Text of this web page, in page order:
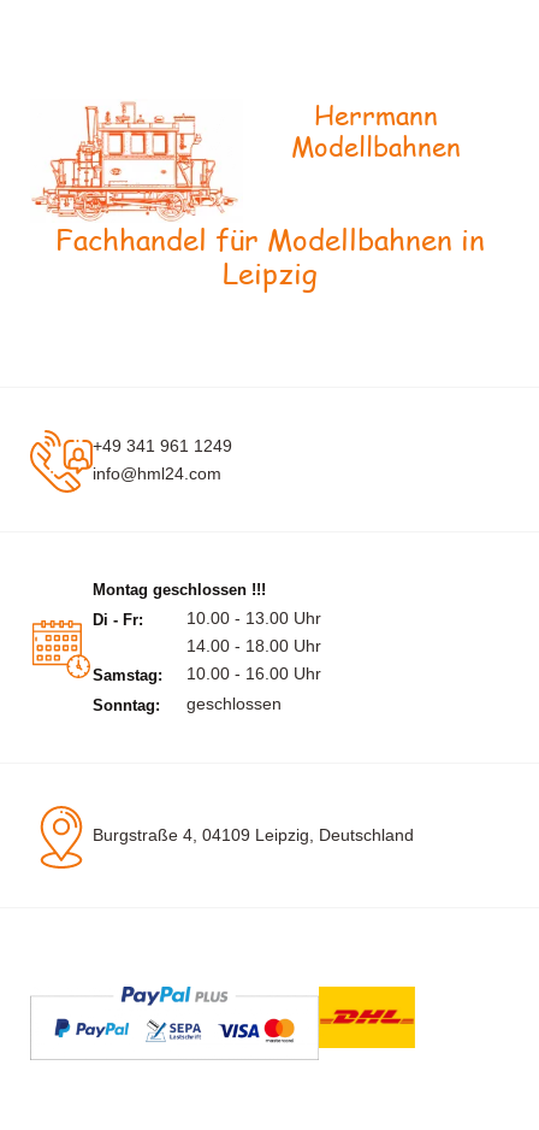
Herrmann
Modellbahnen
Fachhandel für Modellbahnen in
Leipzig
+49 341 961 1249
info@hml24.com
Montag geschlossen !!!
Di - Fr:
10.00 - 13.00 Uhr
14.00 - 18.00 Uhr
Samstag: 10.00 - 16.00 Uhr
Sonntag: geschlossen
Burgstraße 4, 04109 Leipzig, Deutschland